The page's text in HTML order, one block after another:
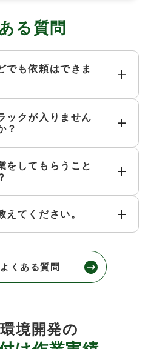
る質問
でも依頼はできま
ックが入りません
？
をしてもらうこと
えてください。
くある質問
境開発の